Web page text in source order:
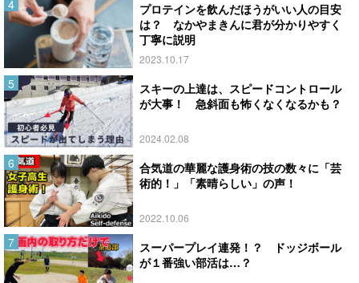
プロテインを飲んだほうがいい人の目安
は？ なかやまきんに君が分かりやすく
丁寧に説明
2023.10.17
スキーの上達は、スピードコントロール
が大事！ 急斜面も怖くなくなるかも？
2024.02.08
合気道の華麗な護身術の技の数々に「芸
術的！」「素晴らしい」の声！
2022.10.06
スーパープレイ連発！？ ドッジボール
が１番強い部活は…？